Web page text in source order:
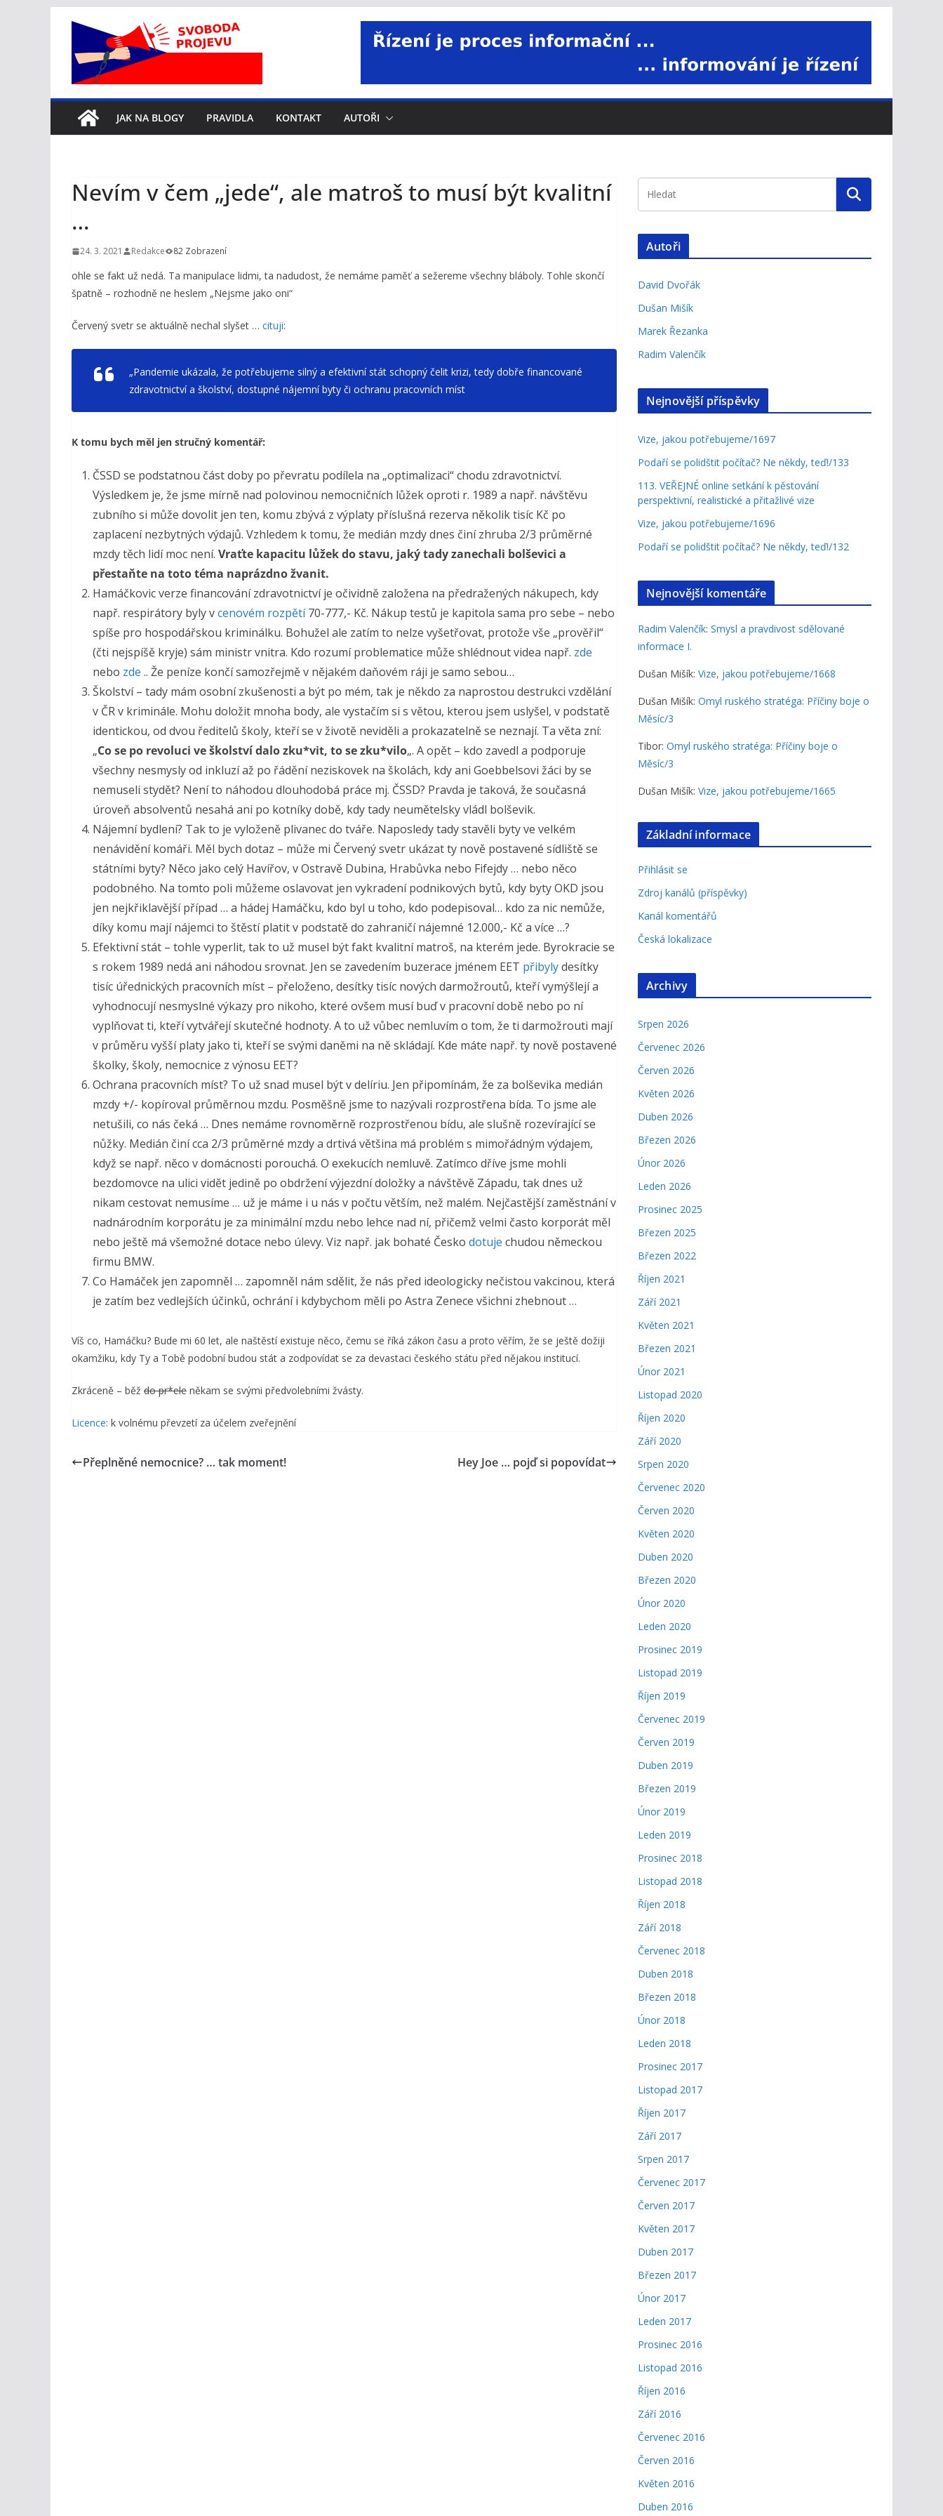
obsah
JAK NA BLOGY PRAVIDLA KONTAKT AUTOŘI
Nevím v čem „jede“, ale matroš to musí být kvalitní
…
24. 3. 2021 Redakce 82 Zobrazení
ohle se fakt už nedá. Ta manipulace lidmi, ta nadudost, že nemáme paměť a sežereme všechny bláboly. Tohle skončí
špatně – rozhodně ne heslem „Nejsme jako oni“
Červený svetr se aktuálně nechal slyšet … cituji:
„Pandemie ukázala, že potřebujeme silný a efektivní stát schopný čelit krizi, tedy dobře financované
zdravotnictví a školství, dostupné nájemní byty či ochranu pracovních míst
K tomu bych měl jen stručný komentář:
ČSSD se podstatnou část doby po převratu podílela na „optimalizaci“ chodu zdravotnictví.
Výsledkem je, že jsme mírně nad polovinou nemocničních lůžek oproti r. 1989 a např. návštěvu
zubního si může dovolit jen ten, komu zbývá z výplaty příslušná rezerva několik tisíc Kč po
zaplacení nezbytných výdajů. Vzhledem k tomu, že medián mzdy dnes činí zhruba 2/3 průměrné
mzdy těch lidí moc není. Vraťte kapacitu lůžek do stavu, jaký tady zanechali bolševici a
přestaňte na toto téma naprázdnožvanit.
Hamáčkovic verze financování zdravotnictví je očividně založena na předražených nákupech, kdy
např. respirátory byly vcenovém rozpětí70-777,- Kč. Nákup testů je kapitola sama pro sebe – nebo
spíše pro hospodářskou kriminálku. Bohužel ale zatím to nelze vyšetřovat, protože vše „prověřil“
(čti nejspíšě kryje) sám ministr vnitra. Kdo rozumí problematice může shlédnout videa např. zde
nebo zde .. Že peníze končí samozřejmě v nějakém daňovém ráji je samo sebou…
Školství – tady mám osobní zkušenosti a být po mém, tak je někdo za naprostou destrukci vzdělání
v ČR v kriminále. Mohu doložit mnoha body, ale vystačím si s větou, kterou jsem uslyšel, v podstatě
identickou, od dvou ředitelů školy, kteří se v životě neviděli a prokazatelně se neznají. Ta věta zní:
„Co se po revoluci ve školství dalo zku*vit, to se zku*vilo„. A opět – kdo zavedl a podporuje
všechny nesmysly od inkluzí až po řádění neziskovek na školách, kdy ani Goebbelsovi žáci by se
nemuseli stydět? Není to náhodou dlouhodobá práce mj. ČSSD? Pravda je taková, že současná
úroveň absolventů nesahá ani po kotníky době, kdy tady neumětelsky vládl bolševik.
Nájemní bydlení? Tak to je vyloženě plivanec do tváře. Naposledy tady stavěli byty ve velkém
nenávidění komáři. Měl bych dotaz – může mi Červený svetr ukázat ty nově postavené sídliště se
státními byty? Něco jako celý Havířov, v Ostravě Dubina, Hrabůvka nebo Fifejdy … nebo něco
podobného. Na tomto poli můžeme oslavovat jen vykradení podnikových bytů, kdy byty OKD jsou
jen nejkřiklavější případ … a hádej Hamáčku, kdo byl u toho, kdo podepisoval… kdo za nic nemůže,
díky komu mají nájemci to štěstí platit v podstatě do zahraničí nájemné 12.000,- Kč a více …?
Efektivní stát – tohle vyperlit, tak to už musel být fakt kvalitní matroš, na kterém jede. Byrokracie se
s rokem 1989 nedá ani náhodou srovnat. Jen se zavedením buzerace jménem EET přibylydesítky
tisíc úřednických pracovních míst – přeloženo, desítky tisíc nových darmožroutů, kteří vymýšlejí a
vyhodnocují nesmyslné výkazy pro nikoho, které ovšem musí buď v pracovní době nebo po ní
vyplňovat ti, kteří vytvářejí skutečné hodnoty. A to už vůbec nemluvím o tom, že ti darmožrouti mají
v průměru vyšší platy jako ti, kteří se svými daněmi na ně skládají. Kde máte např. ty nově postavené
školky, školy, nemocnice z výnosu EET?
Ochrana pracovních míst? To už snad musel být v delíriu. Jen připomínám, že za bolševika medián
mzdy +/- kopíroval průměrnou mzdu. Posměšně jsme to nazývali rozprostřena bída. To jsme ale
netušili, co nás čeká … Dnes nemáme rovnoměrně rozprostřenou bídu, ale slušně rozevírající se
nůžky. Medián činí cca 2/3 průměrné mzdy a drtivá většina má problém s mimořádným výdajem,
když se např. něco v domácnosti porouchá. O exekucích nemluvě. Zatímco dříve jsme mohli
bezdomovce na ulici vidět jedině po obdržení výjezdní doložky a návštěvě Západu, tak dnes už
nikam cestovat nemusíme … už je máme i u nás v počtu větším, než malém. Nejčastější zaměstnání v
nadnárodním korporátu je za minimální mzdu nebo lehce nad ní, přičemž velmi často korporát měl
nebo ještě má všemožné dotace nebo úlevy. Viz např. jak bohaté Česko dotuje chudou německou
firmu BMW.
Co Hamáček jen zapomněl … zapomněl nám sdělit, že nás před ideologicky nečistou vakcinou, která
je zatím bez vedlejších účinků, ochrání i kdybychom měli po Astra Zenece všichni zhebnout …
Víš co, Hamáčku? Bude mi 60 let, ale naštěstí existuje něco, čemu se říká zákon času a proto věřím, že se ještě dožiji
okamžiku, kdy Ty a Tobě podobní budou stát a zodpovídat se za devastaci českého státu před nějakou institucí.
Zkráceně – běž do pr*ele někam se svými předvolebními žvásty.
Licence: k volnému převzetí za účelem zveřejnění
Přeplněné nemocnice? … tak moment! Hey Joe … pojď si popovídat
Autoři
David Dvořák
Dušan Mišík
Marek Řezanka
Radim Valenčík
Nejnovější příspěvky
Vize, jakou potřebujeme/1697
Podaří se polidštit počítač? Ne někdy, teď!/133
113. VEŘEJNÉ online setkání k pěstování
perspektivní, realistické a přitažlivé vize
Vize, jakou potřebujeme/1696
Podaří se polidštit počítač? Ne někdy, teď!/132
Nejnovější komentáře
Radim Valenčík: Smysl a pravdivost sdělované
informace I.
Dušan Mišík: Vize, jakou potřebujeme/1668
Dušan Mišík: Omyl ruského stratéga: Příčiny boje o
Měsíc/3
Tibor: Omyl ruského stratéga: Příčiny boje o
Měsíc/3
Dušan Mišík: Vize, jakou potřebujeme/1665
Základní informace
Přihlásit se
Zdroj kanálů (příspěvky)
Kanál komentářů
Česká lokalizace
Archivy
Srpen 2026
Červenec 2026
Červen 2026
Květen 2026
Duben 2026
Březen 2026
Únor 2026
Leden 2026
Prosinec 2025
Březen 2025
Březen 2022
Říjen 2021
Září 2021
Květen 2021
Březen 2021
Únor 2021
Listopad 2020
Říjen 2020
Září 2020
Srpen 2020
Červenec 2020
Červen 2020
Květen 2020
Duben 2020
Březen 2020
Únor 2020
Leden 2020
Prosinec 2019
Listopad 2019
Říjen 2019
Červenec 2019
Červen 2019
Duben 2019
Březen 2019
Únor 2019
Leden 2019
Prosinec 2018
Listopad 2018
Říjen 2018
Září 2018
Červenec 2018
Duben 2018
Březen 2018
Únor 2018
Leden 2018
Prosinec 2017
Listopad 2017
Říjen 2017
Září 2017
Srpen 2017
Červenec 2017
Červen 2017
Květen 2017
Duben 2017
Březen 2017
Únor 2017
Leden 2017
Prosinec 2016
Listopad 2016
Říjen 2016
Září 2016
Červenec 2016
Červen 2016
Květen 2016
Duben 2016